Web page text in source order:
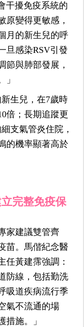
干擾免疫系統的
原變得更敏感，
月的新生兒的呼
旦感染RSV引發
節與肺部發展，
」
生兒，在7歲時
倍；長期追蹤更
支氣管炎住院，
的機率顯著高於
完整免疫保
家建議雙管齊
苗。馬偕紀念醫
任黃建霈強調：
防線，包括勤洗
吸道疾病流行季
氣不流通的場
措施。」